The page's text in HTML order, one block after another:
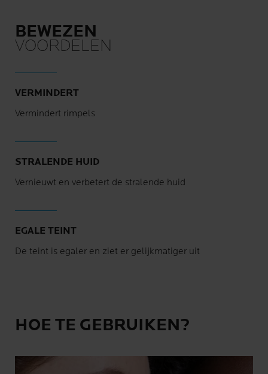
BEWEZEN
VOORDELEN
VERMINDERT
Vermindert rimpels
STRALENDE HUID
Vernieuwt en verbetert de stralende huid
EGALE TEINT
De teint is egaler en ziet er gelijkmatiger uit
HOE TE GEBRUIKEN?